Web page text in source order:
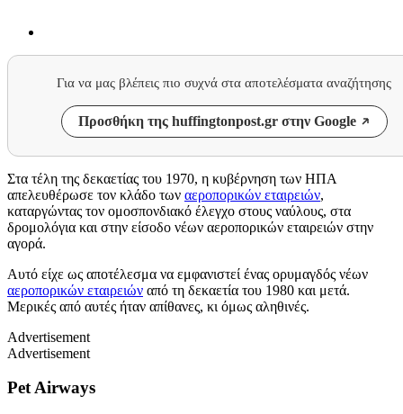
Για να μας βλέπεις πιο συχνά στα αποτελέσματα αναζήτησης
Προσθήκη της huffingtonpost.gr στην Google
Στα τέλη της δεκαετίας του 1970, η κυβέρνηση των ΗΠΑ
απελευθέρωσε τον κλάδο των αεροπορικών εταιρειών,
καταργώντας τον ομοσπονδιακό έλεγχο στους ναύλους, στα
δρομολόγια και στην είσοδο νέων αεροπορικών εταιρειών στην
αγορά.
Αυτό είχε ως αποτέλεσμα να εμφανιστεί ένας ορυμαγδός νέων
αεροπορικών εταιρειών από τη δεκαετία του 1980 και μετά.
Μερικές από αυτές ήταν απίθανες, κι όμως αληθινές.
Advertisement
Advertisement
Pet Airways